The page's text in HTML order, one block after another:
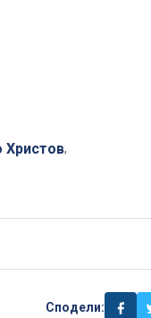
Христов,
Сподели: